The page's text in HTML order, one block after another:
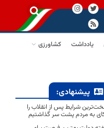
یادداشت
کشاورزی
پیشنهادی:
شرایط پس از انقلاب را
به مردم پشت سر گذاشتیم